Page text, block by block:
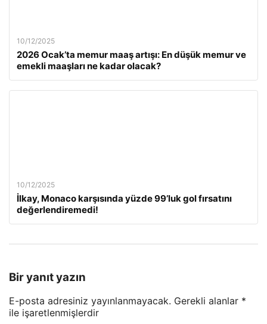
10/12/2025
2026 Ocak’ta memur maaş artışı: En düşük memur ve
emekli maaşları ne kadar olacak?
10/12/2025
İlkay, Monaco karşısında yüzde 99’luk gol fırsatını
değerlendiremedi!
Bir yanıt yazın
E-posta adresiniz yayınlanmayacak. Gerekli alanlar *
ile işaretlenmişlerdir